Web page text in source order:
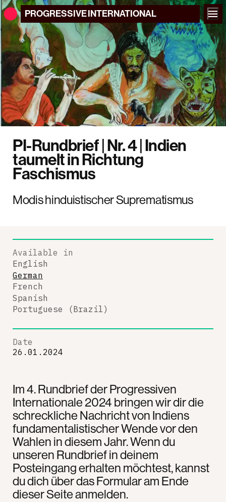
PROGRESSIVEINTERNATIONAL
PI-Rundbrief | Nr. 4 | Indien
taumelt in Richtung
Faschismus
Modis hinduistischer Suprematismus
Im 4. Rundbrief der Progressiven
Internationale 2024 bringen wir dir die
schreckliche Nachricht von Indiens
fundamentalistischer Wende vor den
Wahlen in diesem Jahr. Wenn du
unseren Rundbrief in deinem
Posteingang erhalten möchtest, kannst
du dich über das Formular am Ende
dieser Seite anmelden.
Available in
English
German
French
Spanish
Portuguese (Brazil)
Date
26.01.2024